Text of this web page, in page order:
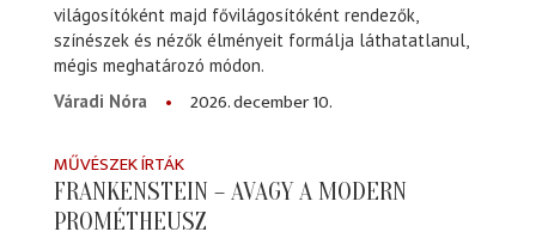
világosítóként majd fővilágosítóként rendezők,
színészek és nézők élményeit formálja láthatatlanul,
mégis meghatározó módon.
Váradi Nóra
2026. december 10.
MŰVÉSZEK ÍRTÁK
FRANKENSTEIN – AVAGY A MODERN
PROMÉTHEUSZ